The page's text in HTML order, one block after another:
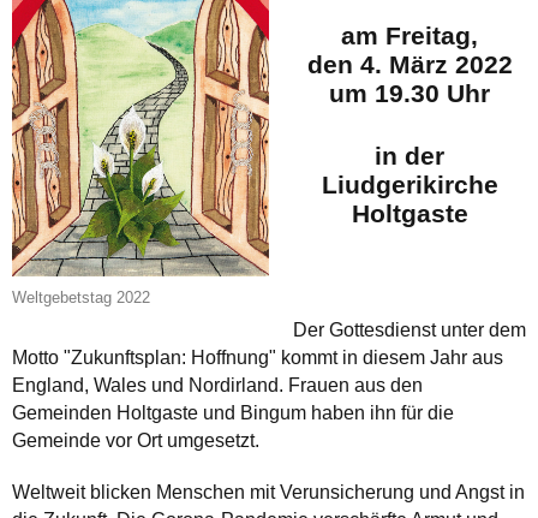
Weltgebetstag 2022
am Freitag,
den 4. März 2022
um 19.30 Uhr
in der
Liudgerikirche
Holtgaste
Der Gottesdienst unter dem
Motto "Zukunftsplan: Hoffnung" kommt in diesem Jahr aus
England, Wales und Nordirland. Frauen aus den
Gemeinden Holtgaste und Bingum haben ihn für die
Gemeinde vor Ort umgesetzt.
Weltweit blicken Menschen mit Verunsicherung und Angst in